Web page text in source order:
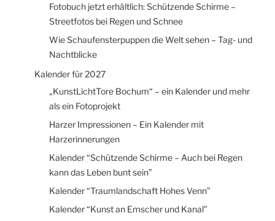
Fotobuch jetzt erhältlich: Schützende Schirme –
Streetfotos bei Regen und Schnee
Wie Schaufensterpuppen die Welt sehen – Tag- und
Nachtblicke
Kalender für 2027
„KunstLichtTore Bochum“ – ein Kalender und mehr
als ein Fotoprojekt
Harzer Impressionen – Ein Kalender mit
Harzerinnerungen
Kalender “Schützende Schirme – Auch bei Regen
kann das Leben bunt sein”
Kalender “Traumlandschaft Hohes Venn”
Kalender “Kunst an Emscher und Kanal”